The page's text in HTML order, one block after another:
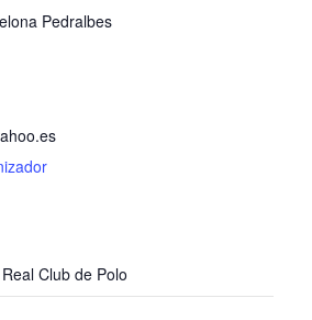
Pedralbes
Club de Polo